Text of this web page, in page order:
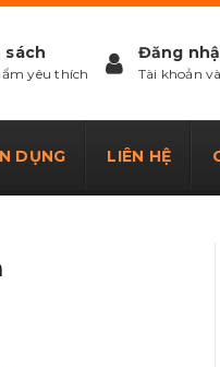
sách
yêu thích
Đăng
Tài khoản
DỤNG LIÊN HỆ